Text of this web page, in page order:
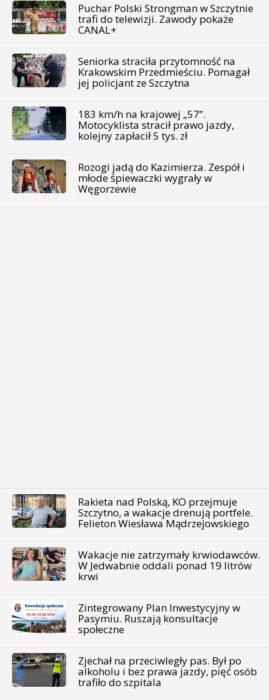
Puchar Polski Strongman w Szczytnie
trafi do telewizji. Zawody pokaże
CANAL+
Seniorka straciła przytomność na
Krakowskim Przedmieściu. Pomagał
jej policjant ze Szczytna
183 km/h na krajowej „57”.
Motocyklista stracił prawo jazdy,
kolejny zapłacił 5 tys. zł
Rozogi jadą do Kazimierza. Zespół i
młode śpiewaczki wygrały w
Węgorzewie
Rakieta nad Polską, KO przejmuje
Szczytno, a wakacje drenują portfele.
Felieton Wiesława Mądrzejowskiego
Wakacje nie zatrzymały krwiodawców.
W Jedwabnie oddali ponad 19 litrów
krwi
Zintegrowany Plan Inwestycyjny w
Pasymiu. Ruszają konsultacje
społeczne
Zjechał na przeciwległy pas. Był po
alkoholu i bez prawa jazdy, pięć osób
trafiło do szpitala